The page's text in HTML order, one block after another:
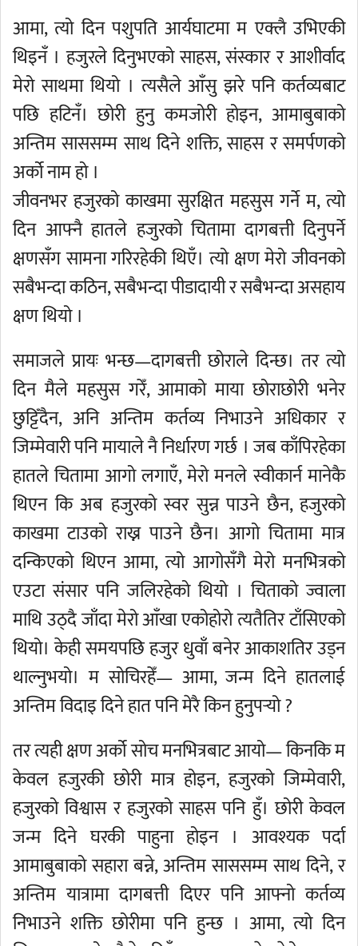
आमा, त्यो दिन पशुपति आर्यघाटमा म एक्लै उभिएकी
थिइनँ । हजुरले दिनुभएको साहस, संस्कार र आशीर्वाद
मेरो साथमा थियो । त्यसैले आँसु झरे पनि कर्तव्यबाट
पछि हटिनँ। छोरी हुनु कमजोरी होइन, आमाबुबाको
अन्तिम साससम्म साथ दिने शक्ति, साहस र समर्पणको
अर्को नाम हो ।
जीवनभर हजुरको काखमा सुरक्षित महसुस गर्ने म, त्यो
दिन आफ्नै हातले हजुरको चितामा दागबत्ती दिनुपर्ने
क्षणसँग सामना गरिरहेकी थिएँ। त्यो क्षण मेरो जीवनको
सबैभन्दा कठिन, सबैभन्दा पीडादायी र सबैभन्दा असहाय
क्षण थियो ।
समाजले प्रायः भन्छ—दागबत्ती छोराले दिन्छ। तर त्यो
दिन मैले महसुस गरेँ, आमाको माया छोराछोरी भनेर
छुट्टिँदैन, अनि अन्तिम कर्तव्य निभाउने अधिकार र
जिम्मेवारी पनि मायाले नै निर्धारण गर्छ । जब काँपिरहेका
हातले चितामा आगो लगाएँ, मेरो मनले स्वीकार्न मानेकै
थिएन कि अब हजुरको स्वर सुन्न पाउने छैन, हजुरको
काखमा टाउको राख्न पाउने छैन। आगो चितामा मात्र
दन्किएको थिएन आमा, त्यो आगोसँगै मेरो मनभित्रको
एउटा संसार पनि जलिरहेको थियो । चिताको ज्वाला
माथि उठ्दै जाँदा मेरो आँखा एकोहोरो त्यतैतिर टाँसिएको
थियो। केही समयपछि हजुर धुवाँ बनेर आकाशतिर उड्न
थाल्नुभयो। म सोचिरहेँ— आमा, जन्म दिने हातलाई
अन्तिम विदाइ दिने हात पनि मेरै किन हुनुपर्‍यो ?
तर त्यही क्षण अर्को सोच मनभित्रबाट आयो— किनकि म
केवल हजुरकी छोरी मात्र होइन, हजुरको जिम्मेवारी,
हजुरको विश्वास र हजुरको साहस पनि हुँ। छोरी केवल
जन्म दिने घरकी पाहुना होइन । आवश्यक पर्दा
आमाबुबाको सहारा बन्ने, अन्तिम साससम्म साथ दिने, र
अन्तिम यात्रामा दागबत्ती दिएर पनि आफ्नो कर्तव्य
निभाउने शक्ति छोरीमा पनि हुन्छ । आमा, त्यो दिन